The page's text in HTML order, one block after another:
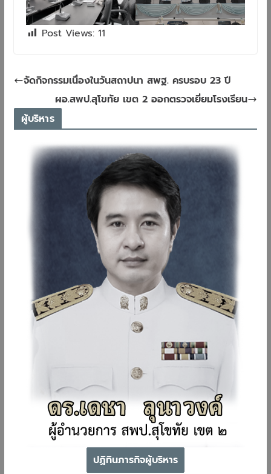
Post Views: 11
จัดกิจกรรมเนื่องในวันสถาปนา สพฐ. ครบรอบ 23 ปี
ผอ.สพป.สุโขทัย เขต 2 ออกตรวจเยี่ยมโรงเรียน
ผู้บริหาร
ปฏิทินภารกิจผู้บริหาร